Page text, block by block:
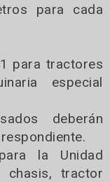
para cada
para tractores
especial
deberán
la Unidad
chasis, tractor